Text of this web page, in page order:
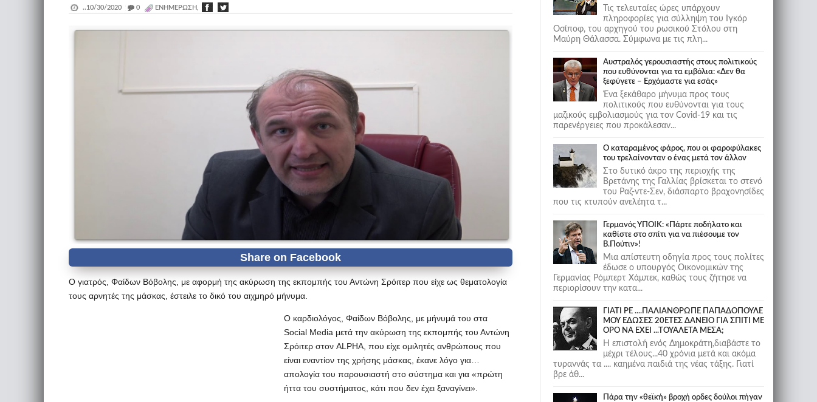
..10/30/2020 _ 0 ΕΝΗΜΈΡΩΣΗ,
Ο γιατρός, Φαίδων Βόβολης, με αφορμή της ακύρωση της εκπομπής του Αντώνη Σρόιτερ που είχε ως θεματολογία
τους αρνητές της μάσκας, έστειλε το δικό του αιχμηρό μήνυμα.
Ο καρδιολόγος, Φαίδων Βόβολης, με μήνυμά του στα
Social Media μετά την ακύρωση της εκπομπής του Αντώνη
Σρόιτερ στον ALPHA, που είχε ομιλητές ανθρώπους που
είναι εναντίον της χρήσης μάσκας, έκανε λόγο για…
απολογία του παρουσιαστή στο σύστημα και για «πρώτη
ήττα του συστήματος, κάτι που δεν έχει ξαναγίνει».
Τις τελευταίες ώρες υπάρχουν
πληροφορίες για σύλληψη του Ιγκόρ
Οσίποφ, του αρχηγού του ρωσικού Στόλου στη
Μαύρη Θάλασσα. Σύμφωνα με τις πλη...
Αυστραλός γερουσιαστής στους πολιτικούς
που ευθύνονται για τα εμβόλια: «Δεν θα
ξεφύγετε – Ερχόμαστε για εσάς»
Ένα ξεκάθαρο μήνυμα προς τους
πολιτικούς που ευθύνονται για τους
μαζικούς εμβολιασμούς για τον Covid-19 και τις
παρενέργειες που προκάλεσαν...
Ο καταραμένος φάρος, που οι φαροφύλακες
του τρελαίνονταν ο ένας μετά τον άλλον
Στο δυτικό άκρο της περιοχής της
Βρετάνης της Γαλλίας βρίσκεται το στενό
του Ραζ-ντε-Σεν, διάσπαρτο βραχονησίδες
που τις κτυπούν ανελέητα τ...
Γερμανός ΥΠΟΙΚ: «Πάρτε ποδήλατο και
καθίστε στο σπίτι για να πιέσουμε τον
Β.Πούτιν»!
Μια απίστευτη οδηγία προς τους πολίτες
έδωσε ο υπουργός Οικονομικών της
Γερμανίας Ρόμπερτ Χάμπεκ, καθώς τους ζήτησε να
περιορίσουν την κατα...
ΓΙΑΤΙ ΡΕ ....ΠΑΛΙΑΝΘΡΩΠΕ ΠΑΠΑΔΟΠΟΥΛΕ
ΜΟΥ ΕΔΩΣΕΣ 20ΕΤΕΣ ΔΑΝΕΙΟ ΓΙΑ ΣΠΙΤΙ ΜΕ
ΟΡΟ ΝΑ ΕΧΕΙ ...ΤΟΥΑΛΕΤΑ ΜΕΣΑ;
Η επιστολή ενός Δημοκράτη,διαβάστε το
μέχρι τέλους...40 χρόνια μετά και ακόμα
τυραννάς τα .... καημένα παιδιά της νέας τάξης. Γιατί
βρε άθ...
Πάρα την «θεϊκή» βροχή ορδες δούλοι πήγαν